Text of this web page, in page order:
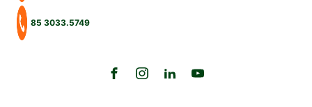
85 3033.5749